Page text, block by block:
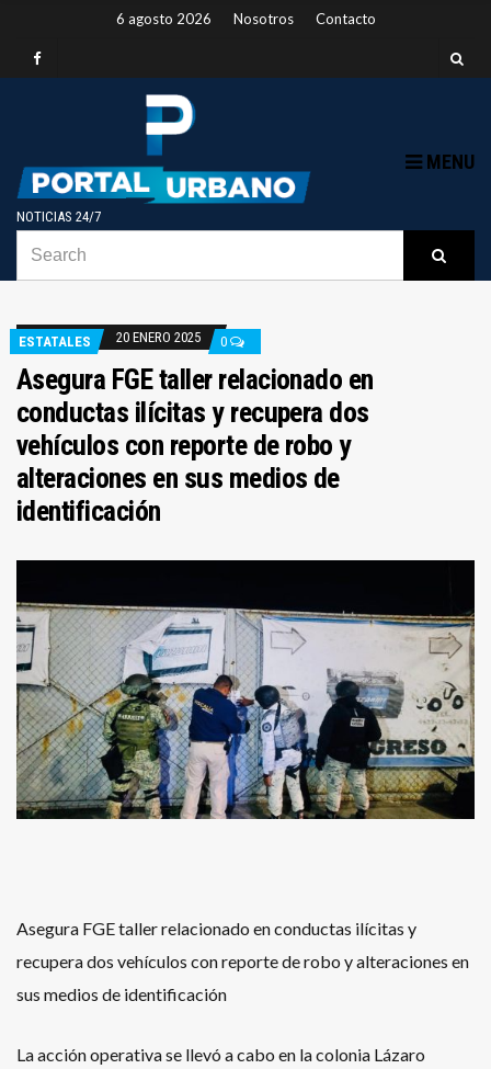
6 agosto 2026 Nosotros Contacto
NOTICIAS 24/7
MENU
ESTATALES 20 ENERO 2025 0
Asegura FGE taller relacionado en
conductas ilícitas y recupera dos
vehículos con reporte de robo y
alteraciones en sus medios de
identificación
Asegura FGE taller relacionado en conductas ilícitas y
recupera dos vehículos con reporte de robo y alteraciones en
sus medios de identificación
La acción operativa se llevó a cabo en la colonia Lázaro